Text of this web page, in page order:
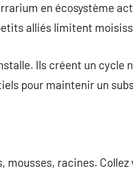
en écosystème
alliés limitent
Ils créent un cycle
pour maintenir un
mousses, racines. Collez